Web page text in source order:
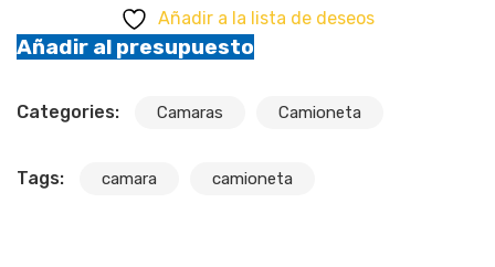
Añadir a la lista de deseos
Añadir al presupuesto
Categories: Camaras Camioneta
Tags: camara camioneta